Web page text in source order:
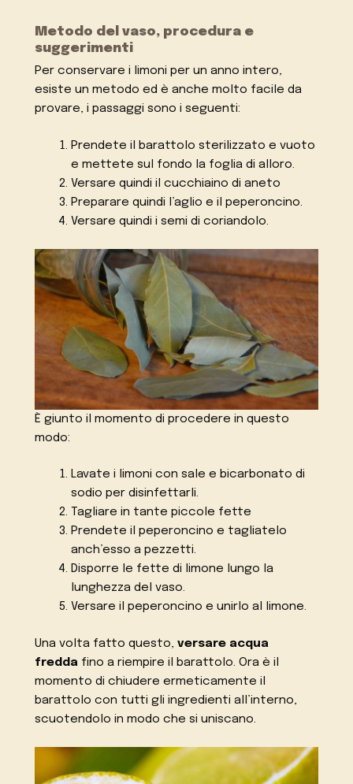
Metodo del vaso, procedura e
suggerimenti
Per conservare i limoni per un anno intero,
esiste un metodo ed è anche molto facile da
provare, i passaggi sono i seguenti:
Prendete il barattolo sterilizzato e vuoto
e mettete sul fondo la foglia di alloro.
Versare quindi il cucchiaino di aneto
Preparare quindi l’aglio e il peperoncino.
Versare quindi i semi di coriandolo.
È giunto il momento di procedere in questo
modo:
Lavate i limoni con sale e bicarbonato di
sodio per disinfettarli.
Tagliare in tante piccole fette
Prendete il peperoncino e tagliatelo
anch’esso a pezzetti.
Disporre le fette di limone lungo la
lunghezza del vaso.
Versare il peperoncino e unirlo al limone.
Una volta fatto questo,versare acqua
fredda fino a riempire il barattolo. Ora è il
momento di chiudere ermeticamente il
barattolo con tutti gli ingredienti all’interno,
scuotendolo in modo che si uniscano.